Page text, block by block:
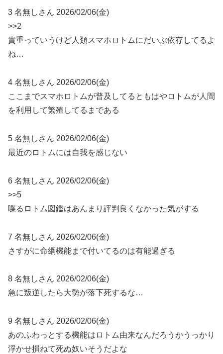
3 名無しさん 2026/02/06(金)
>>2
貴重っていうけど人類スマホロトムにだいぶ依存してるよ
ね…
4 名無しさん 2026/02/06(金)
ここまでスマホロトムが普及してるともはやロトムが人間
を利用して繁殖してるまである
5 名無しさん 2026/02/06(金)
最近のロトムには自我を感じない
6 名無しさん 2026/02/06(金)
>>5
喋るロトム図鑑はあんまり評判良くなかった気がする
7 名無しさん 2026/02/06(金)
さすがに命綱機能まで付いてるのは有能過ぎる
8 名無しさん 2026/02/06(金)
急に叛逆したら大勢が落下死するな…
9 名無しさん 2026/02/06(金)
あのふわっとする機能はロトム由来なんだろうかうっかり
浮かせ損ねて死ぬ奴いそうだよな